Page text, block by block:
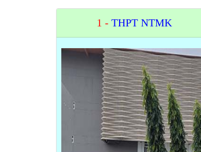
1 - THPT NTMK